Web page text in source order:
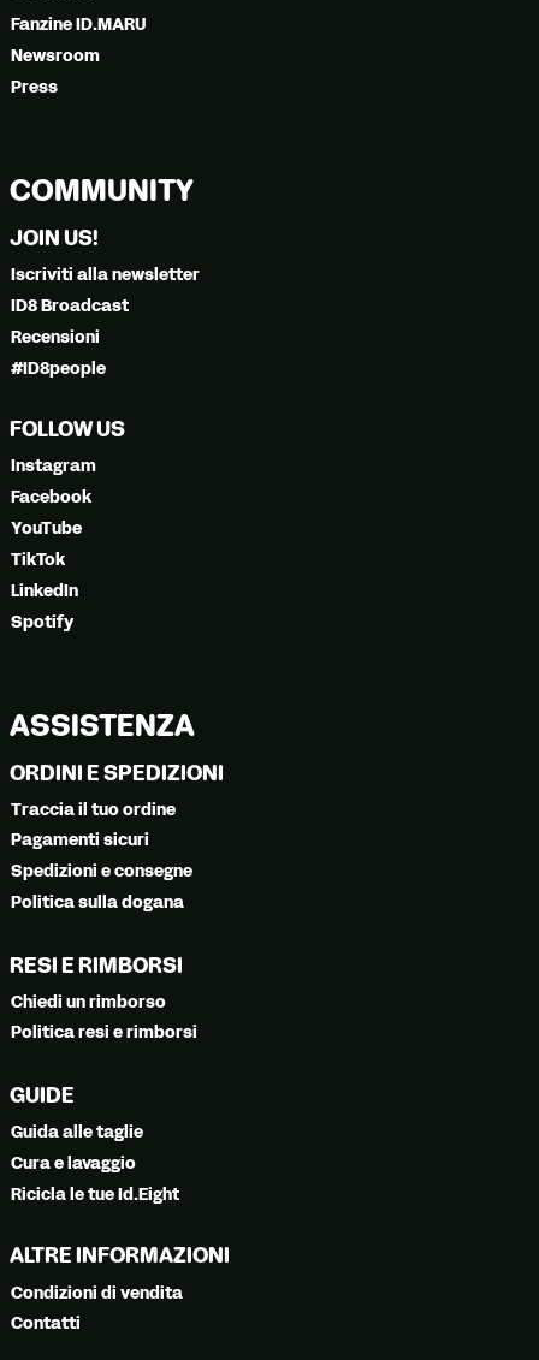
Fanzine ID.MARU
Newsroom
Press
COMMUNITY
JOIN US!
Iscriviti alla newsletter
ID8 Broadcast
Recensioni
#ID8people
FOLLOW US
Instagram
Facebook
YouTube
TikTok
LinkedIn
Spotify
ASSISTENZA
ORDINI E SPEDIZIONI
Traccia il tuo ordine
Pagamenti sicuri
Spedizioni e consegne
Politica sulla dogana
RESI E RIMBORSI
Chiedi un rimborso
Politica resi e rimborsi
GUIDE
Guida alle taglie
Cura e lavaggio
Ricicla le tue Id.Eight
ALTRE INFORMAZIONI
Condizioni di vendita
Contatti